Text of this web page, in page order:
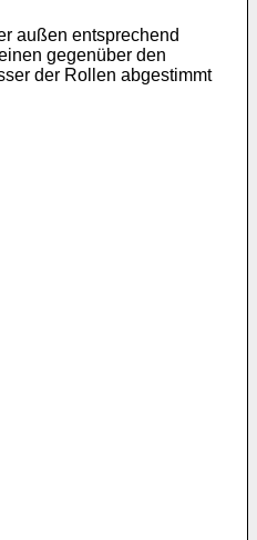
außen entsprechend
gegenüber den
der Rollen abgestimmt